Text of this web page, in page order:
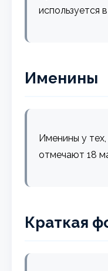
используется
Именины
Именины у
отмечают 18
Краткая